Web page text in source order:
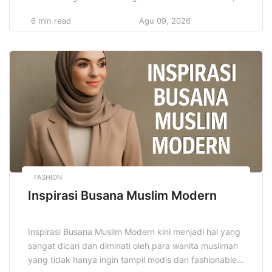
Meningkatkan kualitas pendidikan inklusif adalah hal
yang lebih adil dan setara. Melalui pendekatan ini,
diharapkan semua anak, termasuk yang memiliki
kebutuhan khusus, dapat belajar dalam lingkungan
6 min read Agu 09, 2026
FASHION
Inspirasi Busana Muslim Modern
Inspirasi Busana Muslim Modern kini menjadi hal yang
sangat dicari dan diminati oleh para wanita muslimah
yang tidak hanya ingin tampil modis dan fashionable,